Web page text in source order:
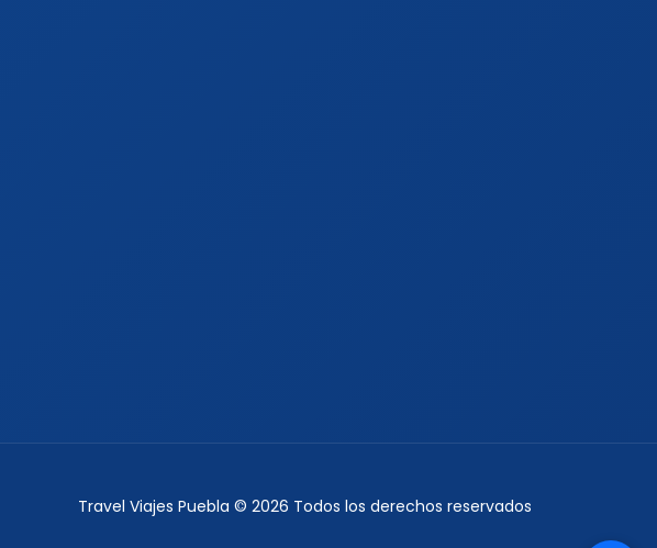
Travel Viajes Puebla © 2026 Todos los derechos reservados